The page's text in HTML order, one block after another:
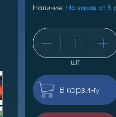
Наличие: На заказ от 5
шт
В корзину